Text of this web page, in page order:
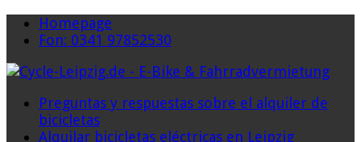
Homepage
Fon: 0341 97852530
Preguntas y respuestas sobre el alquiler de
bicicletas
Alquilar bicicletas eléctricas en Leipzig